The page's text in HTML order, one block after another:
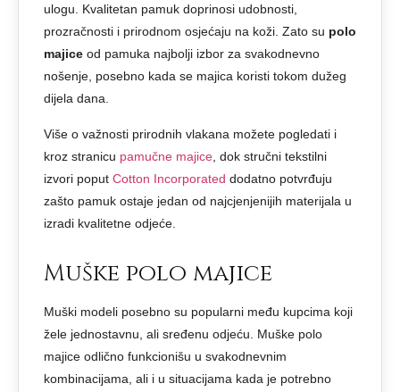
ulogu. Kvalitetan pamuk doprinosi udobnosti,
prozračnosti i prirodnom osjećaju na koži. Zato su polo
majice od pamuka najbolji izbor za svakodnevno
nošenje, posebno kada se majica koristi tokom dužeg
dijela dana.
Više o važnosti prirodnih vlakana možete pogledati i
kroz stranicu pamučne majice , dok stručni tekstilni
izvori poput Cotton Incorporated dodatno potvrđuju
zašto pamuk ostaje jedan od najcjenjenijih materijala u
izradi kvalitetne odjeće.
Muške polo majice
Muški modeli posebno su popularni među kupcima koji
žele jednostavnu, ali sređenu odjeću. Muške polo
majice odlično funkcionišu u svakodnevnim
kombinacijama, ali i u situacijama kada je potrebno